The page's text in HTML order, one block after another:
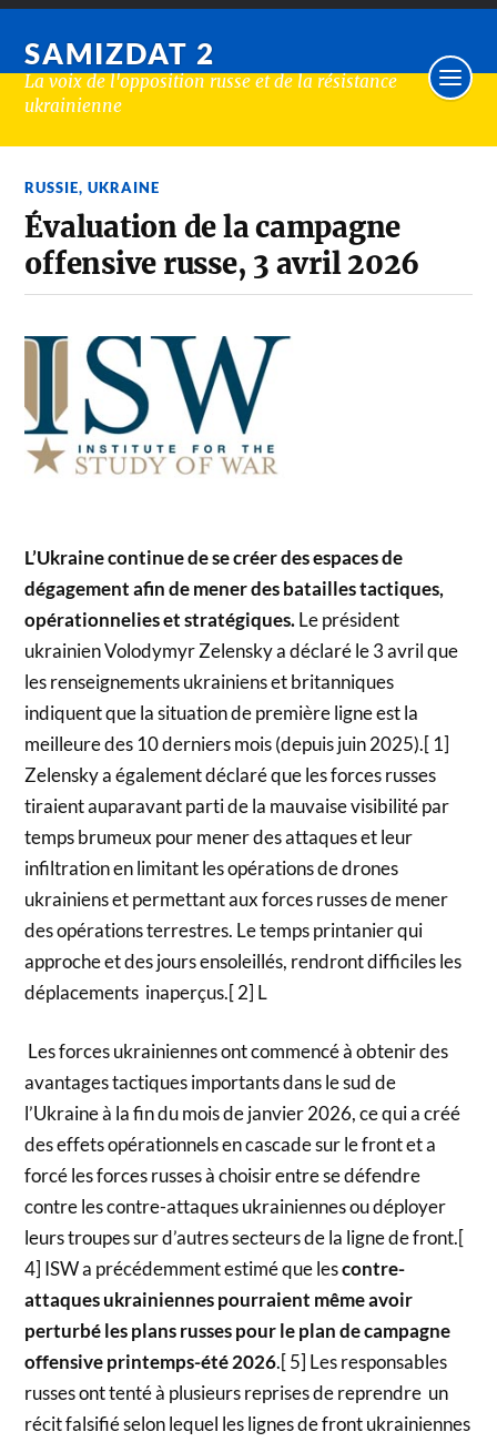
SAMIZDAT 2
La voix de l'opposition russe et de la résistance
ukrainienne
RUSSIE,UKRAINE
Évaluation de la campagne
offensive russe, 3 avril 2026
L’Ukraine continue de se créer des espaces de
dégagement afin de mener des batailles tactiques,
opérationnelies et stratégiques.Le président
ukrainien Volodymyr Zelensky a déclaré le 3 avril que
les renseignements ukrainiens et britanniques
indiquent que la situation de première ligne est la
meilleure des 10 derniers mois (depuis juin 2025).[ 1]
Zelensky a également déclaré que les forces russes
tiraient auparavant parti de la mauvaise visibilité par
temps brumeux pour mener des attaques et leur
infiltration en limitant les opérations de drones
ukrainiens et permettant aux forces russes de mener
des opérations terrestres. Le temps printanier qui
approche et des jours ensoleillés, rendront difficiles les
déplacements inaperçus.[ 2] L
Les forces ukrainiennes ont commencé à obtenir des
avantages tactiques importants dans le sud de
l’Ukraine à la fin du mois de janvier 2026, ce qui a créé
des effets opérationnels en cascade sur le front et a
forcé les forces russes à choisir entre se défendre
contre les contre-attaques ukrainiennes ou déployer
leurs troupes sur d’autres secteurs de la ligne de front.[
4] ISW a précédemment estimé que lescontre-
attaques ukrainiennes pourraient même avoir
perturbé les plans russes pour le plan de campagne
offensive printemps-été 2026.[ 5] Les responsables
russes ont tenté à plusieurs reprises de reprendre un
récit falsifié selon lequel les lignes de front ukrainiennes